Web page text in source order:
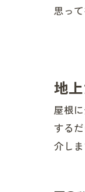
思っ
地
屋根
する
介し